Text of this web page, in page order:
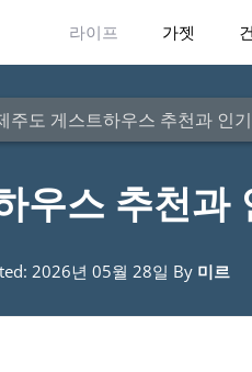
라이프 가젯
주도 게스트하우스 추천과 인
우스 추천과
2026년 05월 28일 By 미르